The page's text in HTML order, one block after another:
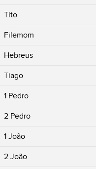
Tito
Filemom
Hebreus
Tiago
1 Pedro
2 Pedro
1 João
2 João